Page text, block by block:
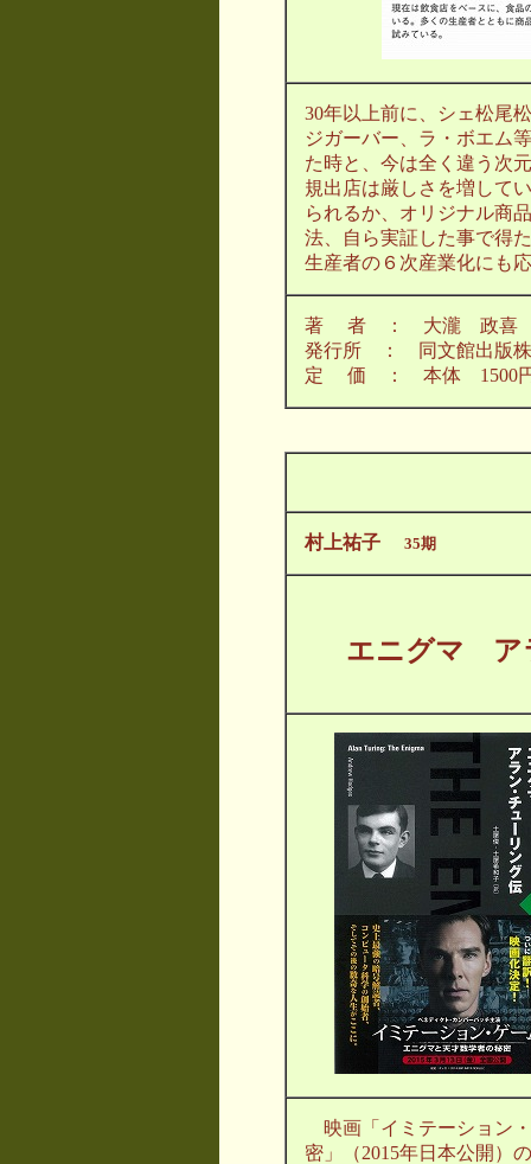
30年以上前に、シェ松尾
ジガーバー、ラ・ボエム
た時と、今は全く違う次
規出店は厳しさを増して
られるか、オリジナル商
法、自ら実証した事で得
生産者の６次産業化にも
著 者 ： 大瀧 政喜
発行所 ： 同文館出版株
定 価 ： 本体 1500
村上祐子 35期
エニグマ ア
映画「イミテーション
密」（2015年日本公開）